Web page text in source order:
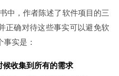
中，作者陈述了软件项目的三
正确对待这些事实可以避免软
实是：
候收集到所有的需求